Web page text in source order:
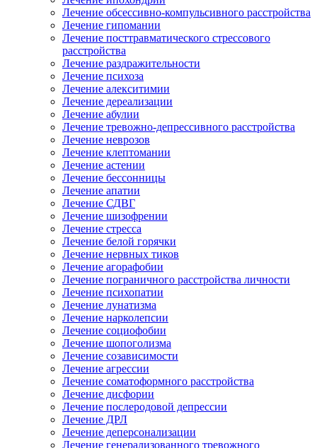
Лечение обсессивно-компульсивного расстройства
Лечение гипомании
Лечение посттравматического стрессового
расстройства
Лечение раздражительности
Лечение психоза
Лечение алекситимии
Лечение дереализации
Лечение абулии
Лечение тревожно-депрессивного расстройства
Лечение неврозов
Лечение клептомании
Лечение астении
Лечение бессонницы
Лечение апатии
Лечение СДВГ
Лечение шизофрении
Лечение стресса
Лечение белой горячки
Лечение нервных тиков
Лечение агорафобии
Лечение пограничного расстройства личности
Лечение психопатии
Лечение лунатизма
Лечение нарколепсии
Лечение социофобии
Лечение шопоголизма
Лечение созависимости
Лечение агрессии
Лечение соматоформного расстройства
Лечение дисфории
Лечение послеродовой депрессии
Лечение ДРЛ
Лечение деперсонализации
Лечение генерализованного тревожного